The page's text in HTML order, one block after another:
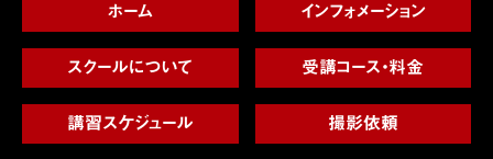
ホーム インフォメーション
スクールについて 受講コース・料金
講習スケジュール 撮影依頼